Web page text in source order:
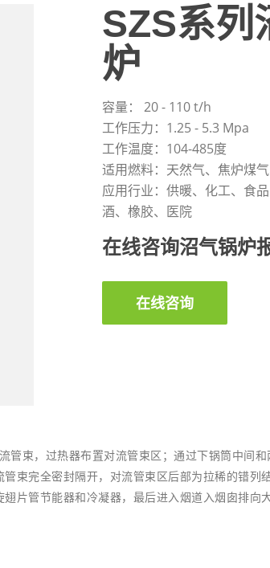
SZS系列
炉
容量： 20 - 110 t/h
工作压力：1.25 - 5.3 Mpa
工作温度：104-485度
适用燃料：天然气、焦炉煤
应用行业：供暖、化工、食
酒、橡胶、医院
在线咨询沼气锅炉
在线咨询
管束，过热器布置对流管束区；通过下锅筒中间
束完全密封隔开，对流管束区后部为拉稀的错
片管节能器和冷凝器，最后进入烟道入烟囱排向大